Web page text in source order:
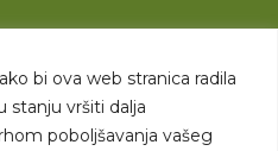
bi ova web stranica radila
stanju vršiti dalja
poboljšavanja vašeg